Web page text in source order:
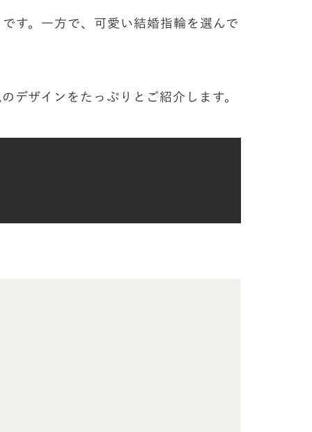
す。一方で、可愛い結婚指輪を選んで
デザインをたっぷりとご紹介します。